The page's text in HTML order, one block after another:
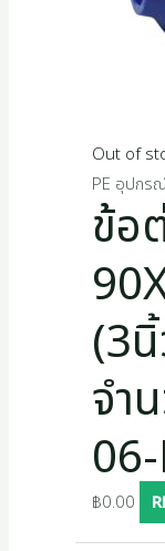
Out of
PE อุปกร
ข้อ
(3
จำ
฿0.00